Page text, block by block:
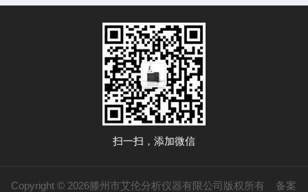
扫一扫，添加微信
Copyright © 2026滕州市艾伦分析仪器有限公司版权所有 备案